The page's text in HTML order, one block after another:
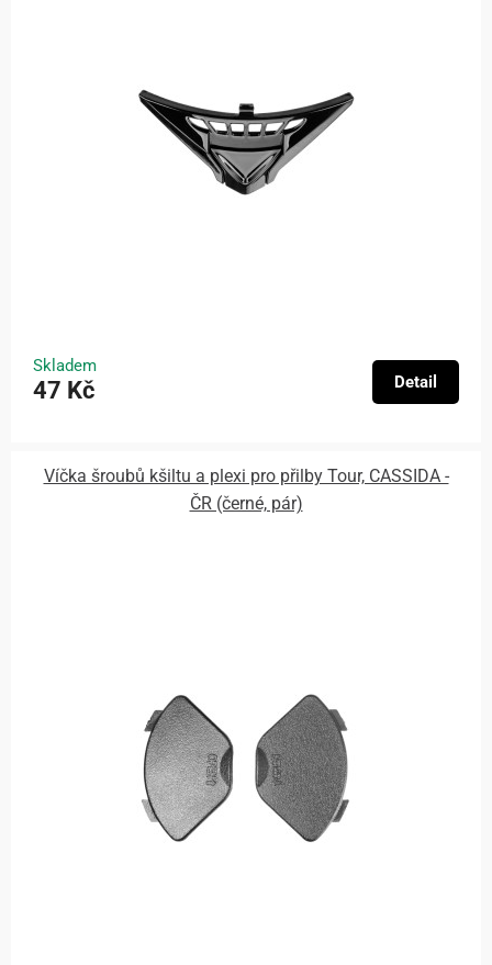
Skladem
47 Kč Detail
Víčka šroubů kšiltu a plexi pro přilby Tour, CASSIDA -
ČR (černé, pár)